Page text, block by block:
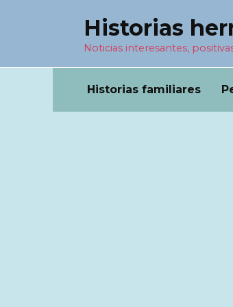
Historias
Noticias interesantes,
Historias familiares